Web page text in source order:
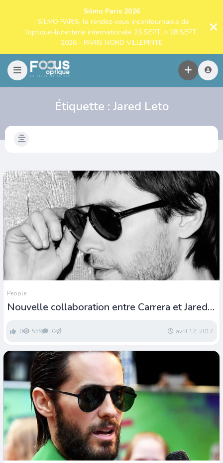
Silmo Paris 2026
: SILMO PARIS, le rendez-vous incontournable de
l’optique-lunetterie internationale 25 SEPT. > 28 SEPT.
2026 - PARIS NORD VILLEPINTE
Étiquette : Jared Leto
People
Nouvelle collaboration entre Carrera et Jared
0 559 0 avril 12, 2017